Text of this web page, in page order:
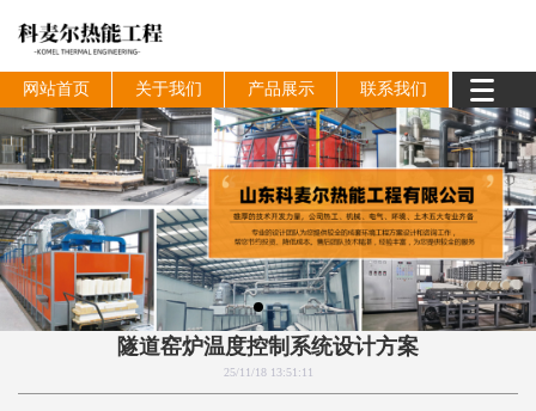
网站首页 关于我们 产品展示 联系我们
隧道窑炉温度控制系统设计方案
25/11/18 13:51:11